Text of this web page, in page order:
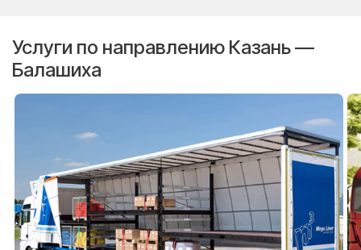
Услуги по направлению Казань —
Балашиха